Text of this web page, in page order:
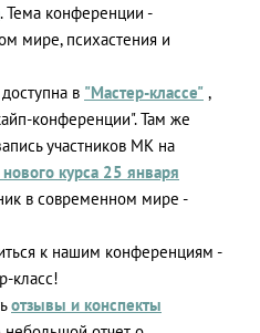
. Тема конференции -
мире, психастения и
в "Мастер-классе" ,
конференции". Там же
участников МК на
курса 25 января
в современном мире -
к нашим конференциям -
класс!
отзывы и конспекты